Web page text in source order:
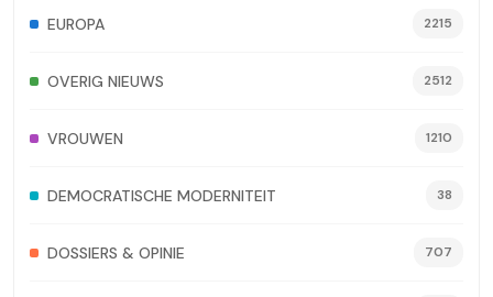
EUROPA 2215
OVERIG NIEUWS 2512
VROUWEN 1210
DEMOCRATISCHE MODERNITEIT 38
DOSSIERS & OPINIE 707